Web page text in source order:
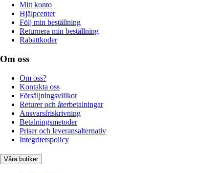
Mitt konto
Hjälpcenter
Följ min beställning
Returnera min beställning
Rabattkoder
Om oss
Om oss?
Kontakta oss
Försäljningsvillkor
Returer och återbetalningar
Ansvarsfriskrivning
Betalningsmetoder
Priser och leveransalternativ
Integritetspolicy
Våra butiker